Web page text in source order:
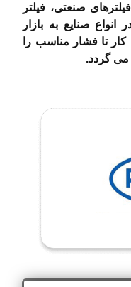
صنعتی، فیلتر
انواع صنایع به بازار
تا فشار مناسب را